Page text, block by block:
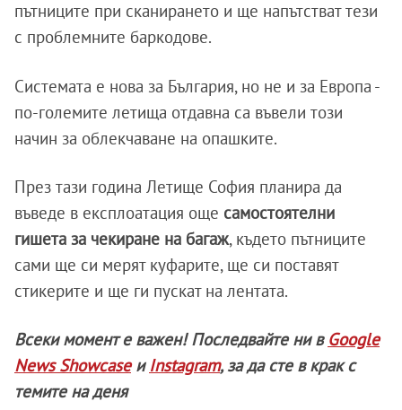
пътниците при сканирането и ще напътстват тези
с проблемните баркодове.
Системата е нова за България, но не и за Европа -
по-големите летища отдавна са въвели този
начин за облекчаване на опашките.
През тази година Летище София планира да
въведе в експлоатация още самостоятелни
гишета за чекиране на багаж, където пътниците
сами ще си мерят куфарите, ще си поставят
стикерите и ще ги пускат на лентата.
Всеки момент е важен! Последвайте ни в Google
News Showcaseи Instagram, за да сте в крак с
темите на деня